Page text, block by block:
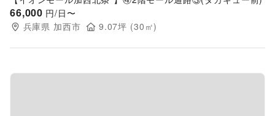
66,000 円/日〜
兵庫県 加西市 9.07坪 (30 ㎡)